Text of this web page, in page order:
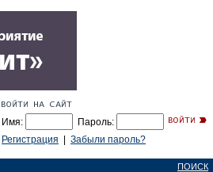
Имя:
Пароль:
Регистрация
Забыли пароль?
ПОИСК